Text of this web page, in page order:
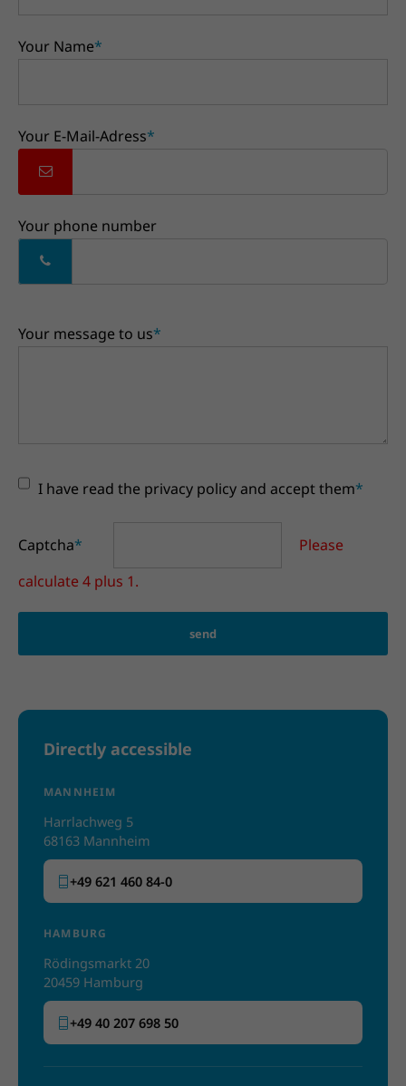
Your Name*
Your E-Mail-Adress*
Your phone number
Your message to us*
I have read the privacy policy and accept them*
Captcha*
Please
calculate 4 plus 1.
send
Directly accessible
MANNHEIM
Harrlachweg 5
68163 Mannheim
+49 621 460 84-0
HAMBURG
Rödingsmarkt 20
20459 Hamburg
+49 40 207 698 50